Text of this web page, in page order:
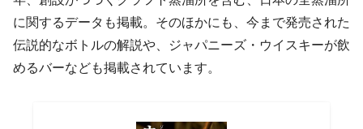
に関するデータも掲載。そのほかにも、今まで発売された
伝説的なボトルの解説や、ジャパニーズ・ウイスキーが飲
めるバーなども掲載されています。